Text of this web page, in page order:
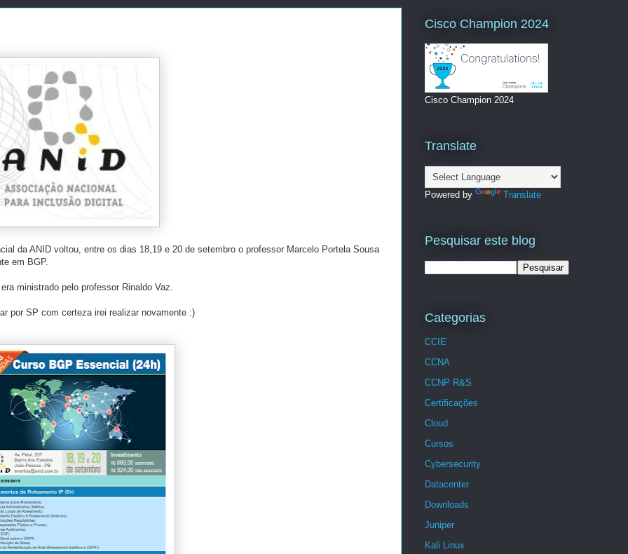
da ANID voltou, entre os dias 18,19 e 20 de setembro o professor Marcelo Portela Sousa
em BGP.
ministrado pelo professor Rinaldo Vaz.
por SP com certeza irei realizar novamente :)
Cisco Champion 2024
Cisco Champion 2024
Translate
Powered by Translate
Pesquisar este blog
Categorias
CCIE
CCNA
CCNP R&S
Certificações
Cloud
Cursos
Cybersecurity
Datacenter
Downloads
Juniper
Kali Linux